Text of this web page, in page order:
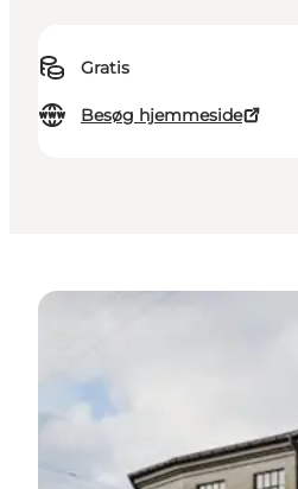
Gratis
Besøg hjemmeside